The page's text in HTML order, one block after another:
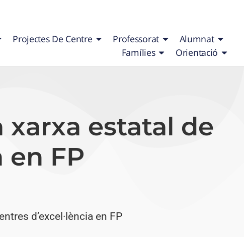
Projectes De Centre Professorat
Alumnat
Famílies
Orientació
xarxa estatal de
en FP
d’excel·lència en FP